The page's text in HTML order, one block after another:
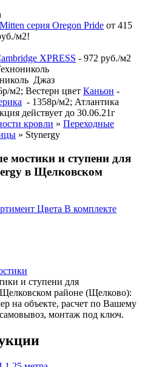
Mitten серия Oregon Pride от 415
м2!
XPRESS - 972 руб./м2
Джаз
м2; Вестерн цвет Каньон -
- 1358р/м2; Атлантика
действует до 30.06.21г
кровли » Переходные
» Stynergy
мостики и ступени для
в Щелковском
Цвета В комплекте
и ступени для
районе (Щелково):
на объекте, расчет по Вашему
монтаж под ключ.